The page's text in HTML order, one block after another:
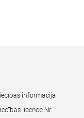
informācija
licence Nr.: